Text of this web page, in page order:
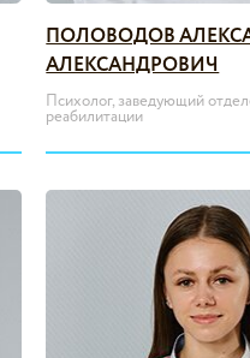
ПОЛОВОДОВ
АЛЕКСАНДРОВИЧ
Психолог, заведующий
реабилитации